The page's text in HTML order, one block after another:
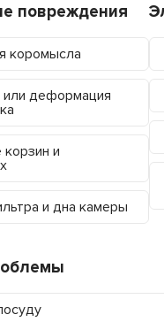
повреждения
коромысла
или деформация
и
и дна камеры